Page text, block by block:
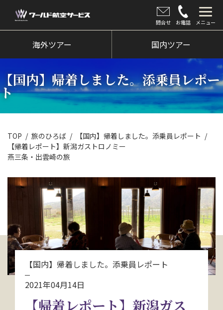
問合せ お電話 メニュー
海外ツアー
クルーズツアー
ツアー催行状況
旅のひろば
イベント
新着情報
会社情報
お問い合わせ
資料請求
電話にてお問い合わせ
海外ツアー 国内ツアー
【国内】帰着しました。添乗員レポー
ト
TOP 旅のひろば
【国内】帰着しました。添乗員レポート
【帰着レポート】新潟ガストロノミー
燕三条・出雲崎の旅
【国内】帰着しました。添乗員レポート
2021年04月14日
【帰着レポート】新潟ガス